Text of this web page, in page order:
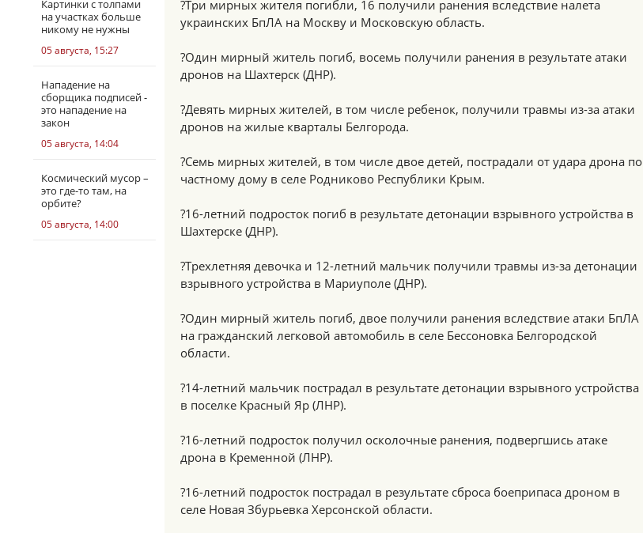
Картинки с толпами
на участках больше
никому не нужны
05 августа, 15:27
Нападение на
сборщика подписей -
это нападение на
закон
05 августа, 14:04
Космический мусор –
это где-то там, на
орбите?
05 августа, 14:00
?Три мирных жителя погибли, 16 получили ранения вследствие налета
украинских БпЛА на Москву и Московскую область.
?Один мирный житель погиб, восемь получили ранения в результате атаки
дронов на Шахтерск (ДНР).
?Девять мирных жителей, в том числе ребенок, получили травмы из-за атаки
дронов на жилые кварталы Белгорода.
?Семь мирных жителей, в том числе двое детей, пострадали от удара дрона по
частному дому в селе Родниково Республики Крым.
?16-летний подросток погиб в результате детонации взрывного устройства в
Шахтерске (ДНР).
?Трехлетняя девочка и 12-летний мальчик получили травмы из-за детонации
взрывного устройства в Мариуполе (ДНР).
?Один мирный житель погиб, двое получили ранения вследствие атаки БпЛА
на гражданский легковой автомобиль в селе Бессоновка Белгородской
области.
?14-летний мальчик пострадал в результате детонации взрывного устройства
в поселке Красный Яр (ЛНР).
?16-летний подросток получил осколочные ранения, подвергшись атаке
дрона в Кременной (ЛНР).
?16-летний подросток пострадал в результате сброса боеприпаса дроном в
селе Новая Збурьевка Херсонской области.